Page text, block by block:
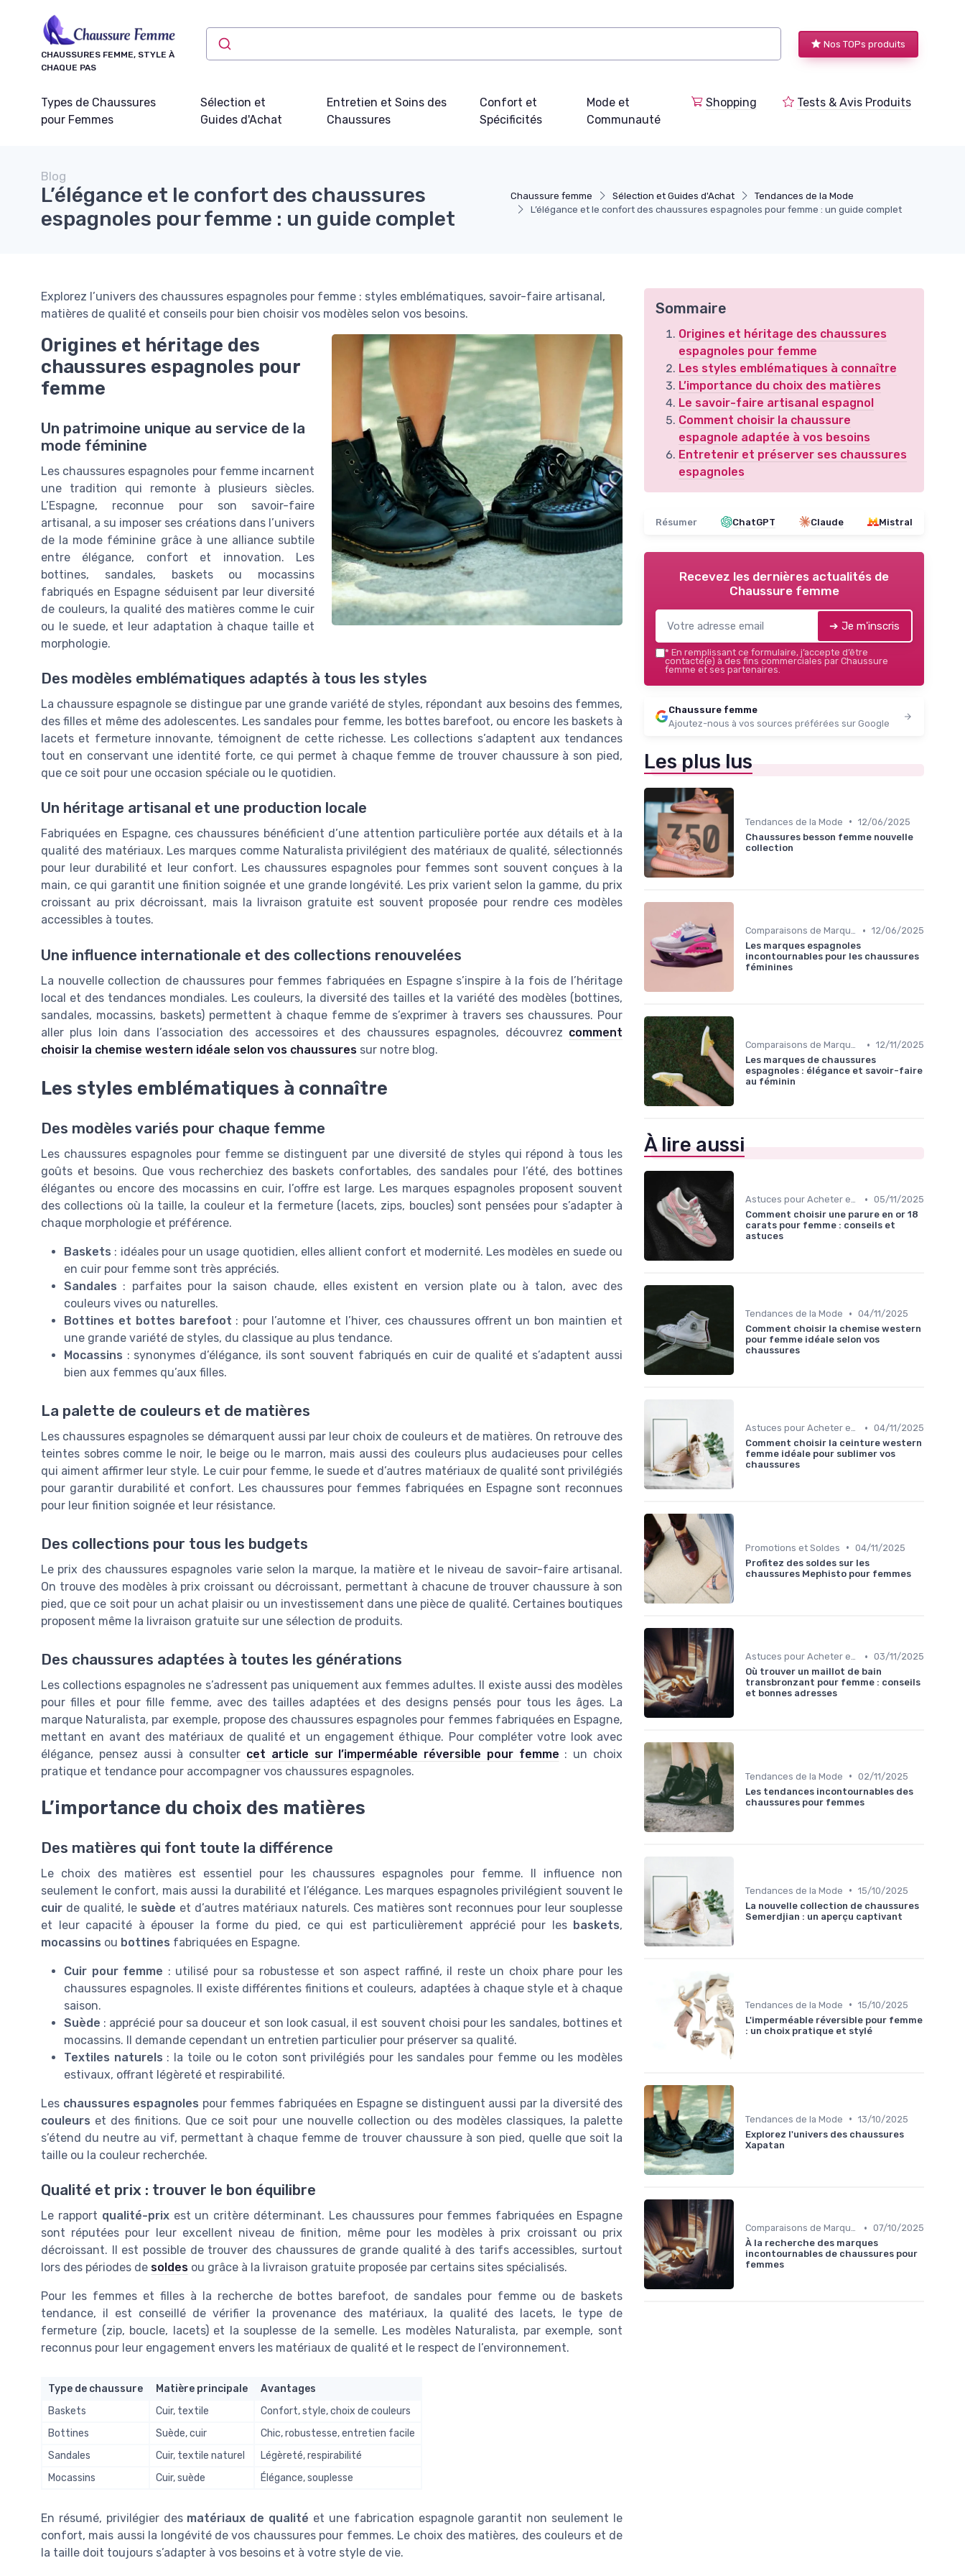
CHAUSSURES FEMME, STYLE À
CHAQUE PAS
Nos TOPs produits
Types de Chaussures
pour Femmes
Sélection et
Guides d'Achat
Entretien et Soins des
Chaussures
Confort et
Spécificités
Mode et
Communauté
Shopping Tests & Avis Produits
Chaussure femme Sélection et Guides d'Achat
Tendances de la Mode
L’élégance et le confort des chaussures espagnoles pour femme : un guide complet
Blog
L’élégance et le confort des chaussures
espagnoles pour femme : un guide complet
Explorez l’univers des chaussures espagnoles pour femme : styles emblématiques, savoir-faire artisanal,
matières de qualité et conseils pour bien choisir vos modèles selon vos besoins.
Origines et héritage des
chaussures espagnoles pour
femme
Un patrimoine unique au service de la
mode féminine
Les chaussures espagnoles pour femme incarnent
une tradition qui remonte à plusieurs siècles.
L’Espagne, reconnue pour son savoir-faire
artisanal, a su imposer ses créations dans l’univers
de la mode féminine grâce à une alliance subtile
entre élégance, confort et innovation. Les
bottines, sandales, baskets ou mocassins
fabriqués en Espagne séduisent par leur diversité
de couleurs, la qualité des matières comme le cuir
ou le suede, et leur adaptation à chaque taille et
morphologie.
Des modèles emblématiques adaptés à tous les styles
La chaussure espagnole se distingue par une grande variété de styles, répondant aux besoins des femmes,
des filles et même des adolescentes. Les sandales pour femme, les bottes barefoot, ou encore les baskets à
lacets et fermeture innovante, témoignent de cette richesse. Les collections s’adaptent aux tendances
tout en conservant une identité forte, ce qui permet à chaque femme de trouver chaussure à son pied,
que ce soit pour une occasion spéciale ou le quotidien.
Un héritage artisanal et une production locale
Fabriquées en Espagne, ces chaussures bénéficient d’une attention particulière portée aux détails et à la
qualité des matériaux. Les marques comme Naturalista privilégient des matériaux de qualité, sélectionnés
pour leur durabilité et leur confort. Les chaussures espagnoles pour femmes sont souvent conçues à la
main, ce qui garantit une finition soignée et une grande longévité. Les prix varient selon la gamme, du prix
croissant au prix décroissant, mais la livraison gratuite est souvent proposée pour rendre ces modèles
accessibles à toutes.
Une influence internationale et des collections renouvelées
La nouvelle collection de chaussures pour femmes fabriquées en Espagne s’inspire à la fois de l’héritage
local et des tendances mondiales. Les couleurs, la diversité des tailles et la variété des modèles (bottines,
sandales, mocassins, baskets) permettent à chaque femme de s’exprimer à travers ses chaussures. Pour
aller plus loin dans l’association des accessoires et des chaussures espagnoles, découvrez comment
choisir la chemise western idéale selon vos chaussures sur notre blog.
Les styles emblématiques à connaître
Des modèles variés pour chaque femme
Les chaussures espagnoles pour femme se distinguent par une diversité de styles qui répond à tous les
goûts et besoins. Que vous recherchiez des baskets confortables, des sandales pour l’été, des bottines
élégantes ou encore des mocassins en cuir, l’offre est large. Les marques espagnoles proposent souvent
des collections où la taille, la couleur et la fermeture (lacets, zips, boucles) sont pensées pour s’adapter à
chaque morphologie et préférence.
Baskets : idéales pour un usage quotidien, elles allient confort et modernité. Les modèles en suede ou
en cuir pour femme sont très appréciés.
Sandales : parfaites pour la saison chaude, elles existent en version plate ou à talon, avec des
couleurs vives ou naturelles.
Bottines et bottes barefoot : pour l’automne et l’hiver, ces chaussures offrent un bon maintien et
une grande variété de styles, du classique au plus tendance.
Mocassins : synonymes d’élégance, ils sont souvent fabriqués en cuir de qualité et s’adaptent aussi
bien aux femmes qu’aux filles.
La palette de couleurs et de matières
Les chaussures espagnoles se démarquent aussi par leur choix de couleurs et de matières. On retrouve des
teintes sobres comme le noir, le beige ou le marron, mais aussi des couleurs plus audacieuses pour celles
qui aiment affirmer leur style. Le cuir pour femme, le suede et d’autres matériaux de qualité sont privilégiés
pour garantir durabilité et confort. Les chaussures pour femmes fabriquées en Espagne sont reconnues
pour leur finition soignée et leur résistance.
Des collections pour tous les budgets
Le prix des chaussures espagnoles varie selon la marque, la matière et le niveau de savoir-faire artisanal.
On trouve des modèles à prix croissant ou décroissant, permettant à chacune de trouver chaussure à son
pied, que ce soit pour un achat plaisir ou un investissement dans une pièce de qualité. Certaines boutiques
proposent même la livraison gratuite sur une sélection de produits.
Des chaussures adaptées à toutes les générations
Les collections espagnoles ne s’adressent pas uniquement aux femmes adultes. Il existe aussi des modèles
pour filles et pour fille femme, avec des tailles adaptées et des designs pensés pour tous les âges. La
marque Naturalista, par exemple, propose des chaussures espagnoles pour femmes fabriquées en Espagne,
mettant en avant des matériaux de qualité et un engagement éthique. Pour compléter votre look avec
élégance, pensez aussi à consulter cet article sur l’imperméable réversible pour femme : un choix
pratique et tendance pour accompagner vos chaussures espagnoles.
L’importance du choix des matières
Des matières qui font toute la différence
Le choix des matières est essentiel pour les chaussures espagnoles pour femme. Il influence non
seulement le confort, mais aussi la durabilité et l’élégance. Les marques espagnoles privilégient souvent le
cuir de qualité, le suède et d’autres matériaux naturels. Ces matières sont reconnues pour leur souplesse
et leur capacité à épouser la forme du pied, ce qui est particulièrement apprécié pour les baskets,
mocassins ou bottines fabriquées en Espagne.
Cuir pour femme : utilisé pour sa robustesse et son aspect raffiné, il reste un choix phare pour les
chaussures espagnoles. Il existe différentes finitions et couleurs, adaptées à chaque style et à chaque
saison.
Suède : apprécié pour sa douceur et son look casual, il est souvent choisi pour les sandales, bottines et
mocassins. Il demande cependant un entretien particulier pour préserver sa qualité.
Textiles naturels : la toile ou le coton sont privilégiés pour les sandales pour femme ou les modèles
estivaux, offrant légèreté et respirabilité.
Les chaussures espagnoles pour femmes fabriquées en Espagne se distinguent aussi par la diversité des
couleurs et des finitions. Que ce soit pour une nouvelle collection ou des modèles classiques, la palette
s’étend du neutre au vif, permettant à chaque femme de trouver chaussure à son pied, quelle que soit la
taille ou la couleur recherchée.
Qualité et prix : trouver le bon équilibre
Le rapport qualité-prixest un critère déterminant. Les chaussures pour femmes fabriquées en Espagne
sont réputées pour leur excellent niveau de finition, même pour les modèles à prix croissant ou prix
décroissant. Il est possible de trouver des chaussures de grande qualité à des tarifs accessibles, surtout
lors des périodes de soldes ou grâce à la livraison gratuite proposée par certains sites spécialisés.
Pour les femmes et filles à la recherche de bottes barefoot, de sandales pour femme ou de baskets
tendance, il est conseillé de vérifier la provenance des matériaux, la qualité des lacets, le type de
fermeture (zip, boucle, lacets) et la souplesse de la semelle. Les modèles Naturalista, par exemple, sont
reconnus pour leur engagement envers les matériaux de qualité et le respect de l’environnement.
Type de chaussure Matière principale
Avantages
Baskets
Cuir, textile
Confort, style, choix de couleurs
Bottines
Suède, cuir
Chic, robustesse, entretien facile
Sandales
Cuir, textile naturel
Légèreté, respirabilité
Mocassins
Cuir, suède Élégance, souplesse
En résumé, privilégier des matériaux de qualité et une fabrication espagnole garantit non seulement le
confort, mais aussi la longévité de vos chaussures pour femmes. Le choix des matières, des couleurs et de
la taille doit toujours s’adapter à vos besoins et à votre style de vie.
Sommaire
Origines et héritage des chaussures
espagnoles pour femme
Les styles emblématiques à connaître
L’importance du choix des matières
Le savoir-faire artisanal espagnol
Comment choisir la chaussure
espagnole adaptée à vos besoins
Entretenir et préserver ses chaussures
espagnoles
Résumer ChatGPT Claude Mistral
Recevez les dernières actualités de
Chaussure femme
➔ Je m'inscris
* En remplissant ce formulaire, j’accepte d’être
contacté(e) à des fins commerciales par Chaussure
femme et ses partenaires.
Chaussure femme
Ajoutez-nous à vos sources préférées sur Google
Les plus lus
Tendances de la Mode • 12/06/2025
Chaussures besson femme nouvelle
collection
Comparaisons de Marques • 12/06/2025
Les marques espagnoles
incontournables pour les chaussures
féminines
Comparaisons de Marques • 12/11/2025
Les marques de chaussures
espagnoles : élégance et savoir-faire
au féminin
À lire aussi
Astuces pour Acheter en Ligne • 05/11/2025
Comment choisir une parure en or 18
carats pour femme : conseils et
astuces
Tendances de la Mode • 04/11/2025
Comment choisir la chemise western
pour femme idéale selon vos
chaussures
Astuces pour Acheter en Ligne • 04/11/2025
Comment choisir la ceinture western
femme idéale pour sublimer vos
chaussures
Promotions et Soldes • 04/11/2025
Profitez des soldes sur les
chaussures Mephisto pour femmes
Astuces pour Acheter en Ligne • 03/11/2025
Où trouver un maillot de bain
transbronzant pour femme : conseils
et bonnes adresses
Tendances de la Mode • 02/11/2025
Les tendances incontournables des
chaussures pour femmes
Tendances de la Mode • 15/10/2025
La nouvelle collection de chaussures
Semerdjian : un aperçu captivant
Tendances de la Mode • 15/10/2025
L'imperméable réversible pour femme
: un choix pratique et stylé
Tendances de la Mode • 13/10/2025
Explorez l'univers des chaussures
Xapatan
Comparaisons de Marques • 07/10/2025
À la recherche des marques
incontournables de chaussures pour
femmes